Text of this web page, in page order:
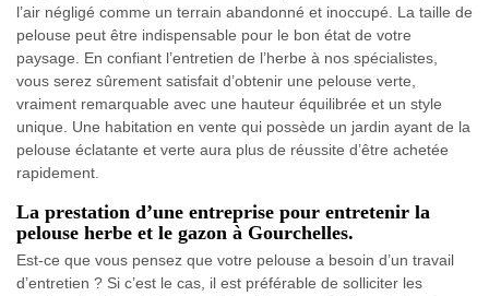
l’air négligé comme un terrain abandonné et inoccupé. La taille de
pelouse peut être indispensable pour le bon état de votre
paysage. En confiant l’entretien de l’herbe à nos spécialistes,
vous serez sûrement satisfait d’obtenir une pelouse verte,
vraiment remarquable avec une hauteur équilibrée et un style
unique. Une habitation en vente qui possède un jardin ayant de la
pelouse éclatante et verte aura plus de réussite d’être achetée
rapidement.
La prestation d’une entreprise pour entretenir la
pelouse herbe et le gazon à Gourchelles.
Est-ce que vous pensez que votre pelouse a besoin d’un travail
d’entretien ? Si c’est le cas, il est préférable de solliciter les